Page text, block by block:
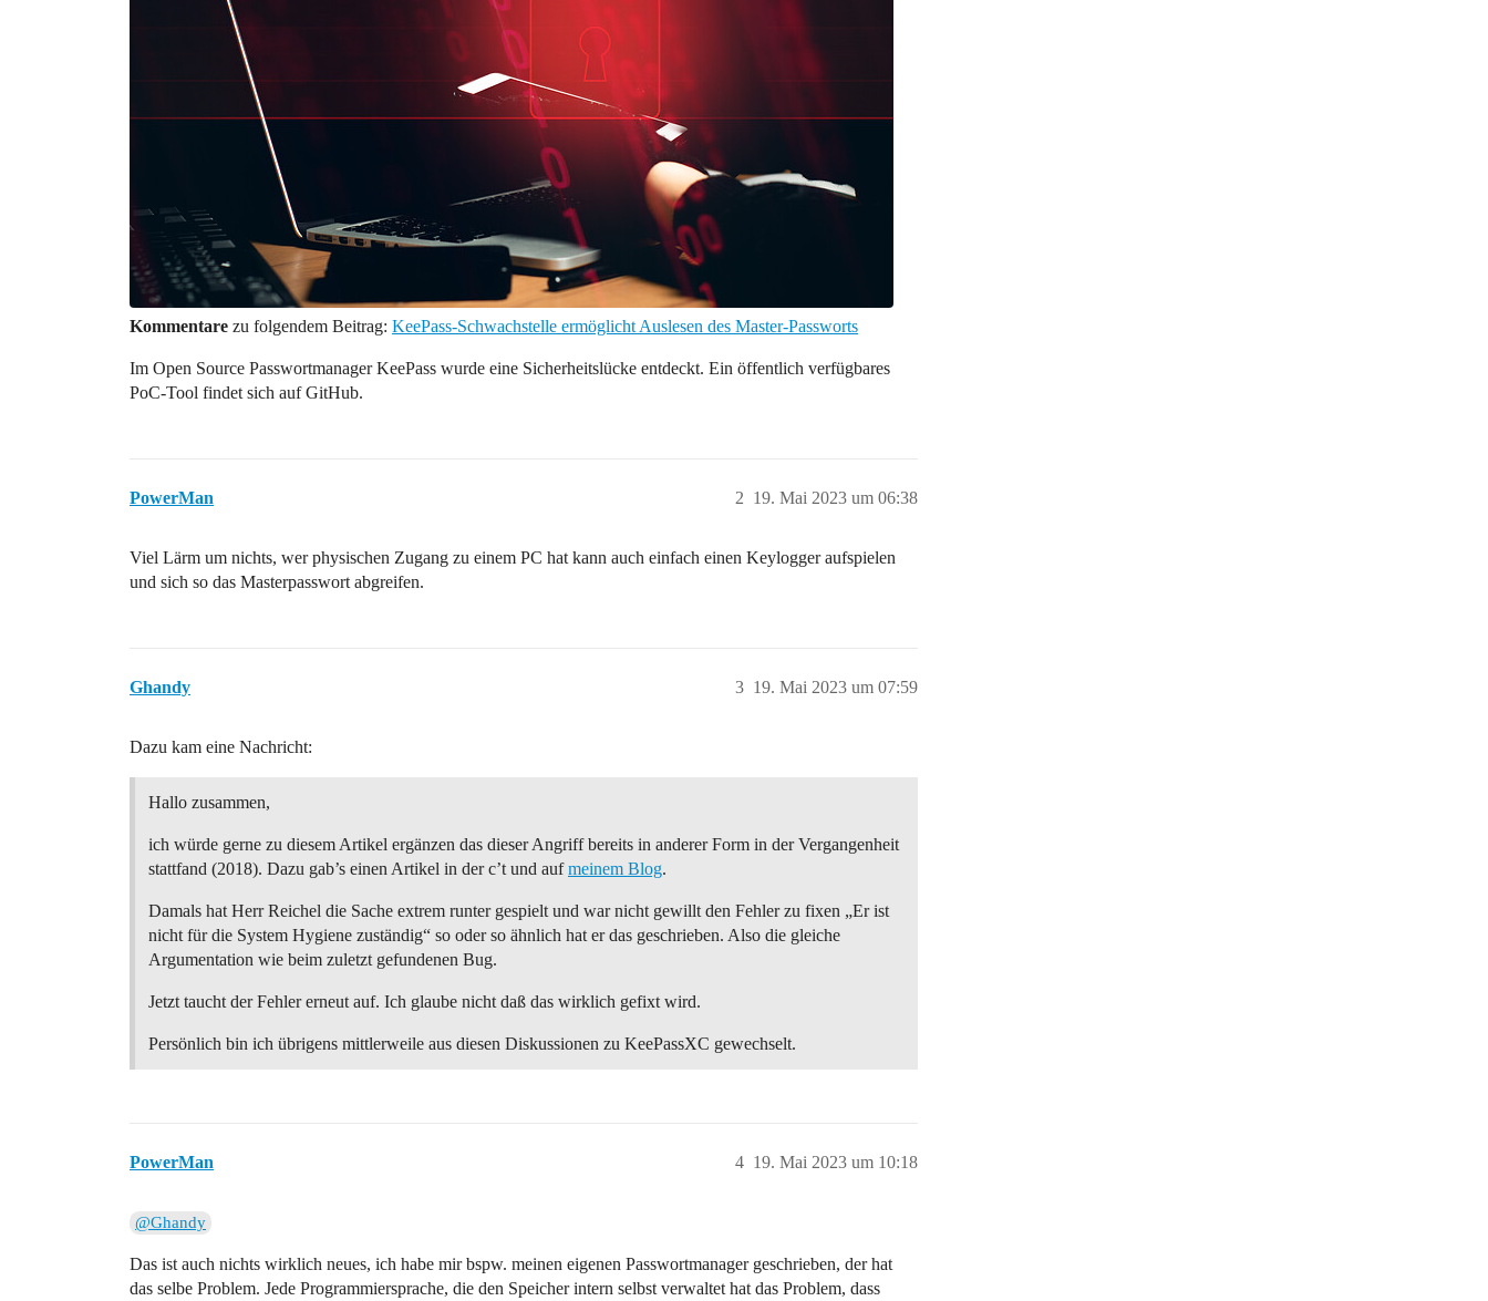
Kommentare zu folgendem Beitrag: KeePass-Schwachstelle ermöglicht Auslesen des Master-Passworts
Im Open Source Passwortmanager KeePass wurde eine Sicherheitslücke entdeckt. Ein öffentlich verfügbares
PoC-Tool findet sich auf GitHub.
PowerMan 19. Mai 2023 um 06:38
2
Viel Lärm um nichts, wer physischen Zugang zu einem PC hat kann auch einfach einen Keylogger aufspielen
und sich so das Masterpasswort abgreifen.
Ghandy 19. Mai 2023 um 07:59
3
Dazu kam eine Nachricht:
Hallo zusammen,
ich würde gerne zu diesem Artikel ergänzen das dieser Angriff bereits in anderer Form in der Vergangenheit
stattfand (2018). Dazu gab’s einen Artikel in der c’t und aufmeinem Blog.
Damals hat Herr Reichel die Sache extrem runter gespielt und war nicht gewillt den Fehler zu fixen „Er ist
nicht für die System Hygiene zuständig“ so oder so ähnlich hat er das geschrieben. Also die gleiche
Argumentation wie beim zuletzt gefundenen Bug.
Jetzt taucht der Fehler erneut auf. Ich glaube nicht daß das wirklich gefixt wird.
Persönlich bin ich übrigens mittlerweile aus diesen Diskussionen zu KeePassXC gewechselt.
PowerMan 19. Mai 2023 um 10:18
4
@Ghandy
Das ist auch nichts wirklich neues, ich habe mir bspw. meinen eigenen Passwortmanager geschrieben, der hat
das selbe Problem. Jede Programmiersprache, die den Speicher intern selbst verwaltet hat das Problem, dass